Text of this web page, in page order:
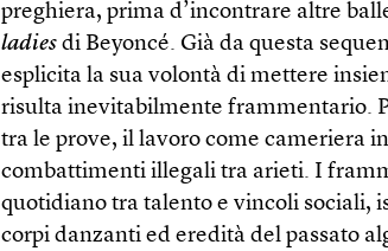
preghiera, prima d’incontrare altre
ladies di Beyoncé. Già da questa
esplicita la sua volontà di mettere
risulta inevitabilmente frammentario.
tra le prove, il lavoro come cameriera
combattimenti illegali tra arieti. I
quotidiano tra talento e vincoli sociali,
corpi danzanti ed eredità del passato